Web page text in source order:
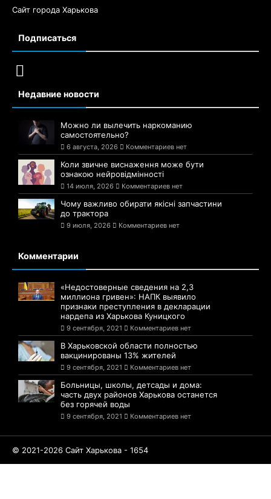
Сайт города Харькова
Подписаться
Недавние новости
Можно ли вылечить наркоманию
самостоятельно?
6 августа, 2026 Комментариев нет
Коли звичне виснаження може бути
ознакою нейровідмінності
14 июля, 2026 Комментариев нет
Чому важливо обирати якісні запчастини
до трактора
9 июля, 2026 Комментариев нет
Комментарии
«Недостоверные сведения на 2,3
миллиона гривен»: НАПК выявило
признаки преступления в декларации
нардепа из Харькова Куницкого
9 сентября, 2021 Комментариев нет
В Харьковской области полностью
вакцинированы 13% жителей
9 сентября, 2021 Комментариев нет
Больницы, школы, детсады и дома:
часть двух районов Харькова останется
без горячей воды
9 сентября, 2021 Комментариев нет
© 2021-2026 Сайт Харькова - 1654